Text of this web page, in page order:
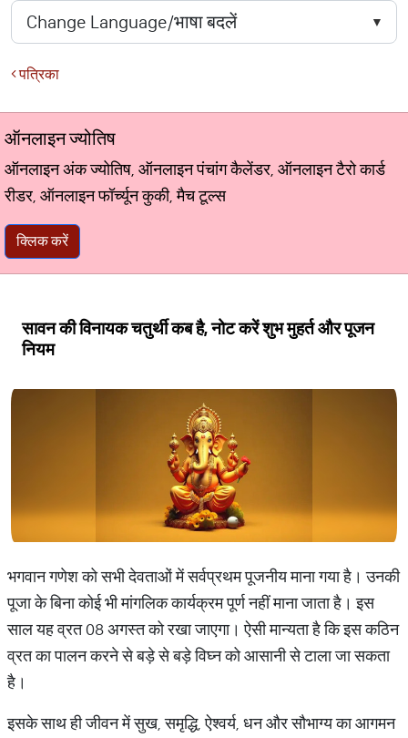
पत्रिका
ऑनलाइन ज्योतिष
ऑनलाइन अंक ज्योतिष, ऑनलाइन पंचांग कैलेंडर, ऑनलाइन टैरो कार्ड
रीडर, ऑनलाइन फॉर्च्यून कुकी, मैच टूल्स
क्लिक करें
सावन की विनायक चतुर्थी कब है, नोट करें शुभ मुहर्त और पूजन
नियम
भगवान गणेश को सभी देवताओं में सर्वप्रथम पूजनीय माना गया है। उनकी
पूजा के बिना कोई भी मांगलिक कार्यक्रम पूर्ण नहीं माना जाता है। इस
साल यह व्रत 08 अगस्त को रखा जाएगा। ऐसी मान्यता है कि इस कठिन
व्रत का पालन करने से बड़े से बड़े विघ्न को आसानी से टाला जा सकता
है।
इसके साथ ही जीवन में सुख, समृद्धि, ऐश्वर्य, धन और सौभाग्य का आगमन